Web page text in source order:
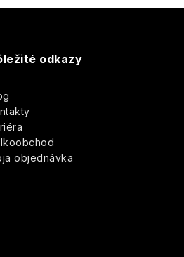
ý
i
s
u
odkazy
objednávka